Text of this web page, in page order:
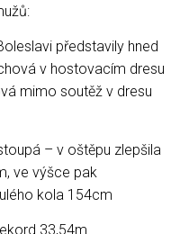
představily hned
v hostovacím dresu
mimo soutěž v dresu
– v oštěpu zlepšila
ve výšce pak
kola 154cm
33,54m